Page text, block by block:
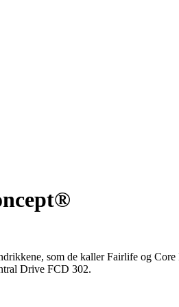
som de kaller Fairlife og
Drive FCD 302.